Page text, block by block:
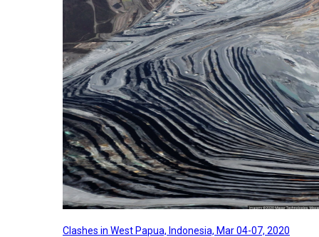
Clashes in West Papua, Indonesia, Mar 04-07, 2020